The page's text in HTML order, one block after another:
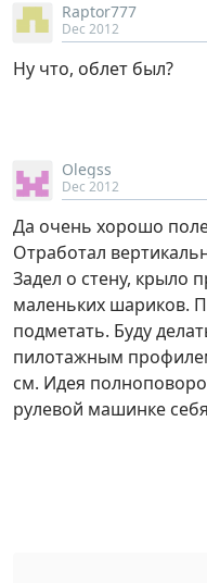
Raptor777
Dec 2012
Ну что, облет был?
Olegss
Dec 2012
Да очень хорошо
Отработал
Задел о стену, крыло
маленьких шариков.
подметать. Буду
пилотажным
см. Идея
рулевой машинке